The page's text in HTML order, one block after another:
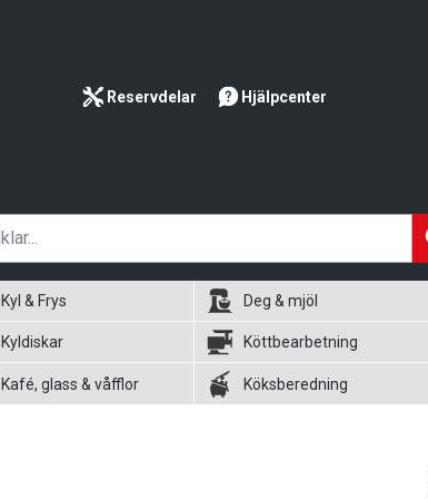
Reservdelar Hjälpcenter
Kyl & Frys Deg & mjöl
Kyldiskar Köttbearbetning
Kafé, glass & våfflor Köksberedning